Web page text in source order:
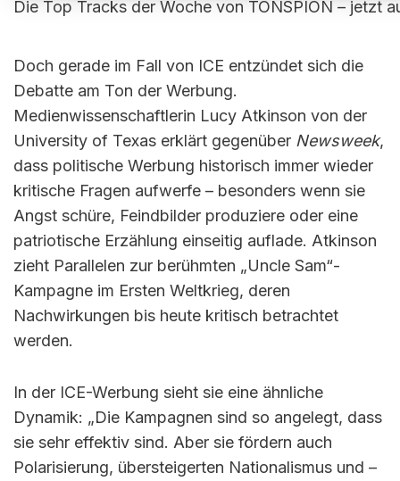
Die Top Tracks der Woche von TONSPION – jetzt
Doch gerade im Fall von ICE entzündet sich die
Debatte am Ton der Werbung.
Medienwissenschaftlerin Lucy Atkinson von der
University of Texas erklärt gegenüber Newsweek,
dass politische Werbung historisch immer wieder
kritische Fragen aufwerfe – besonders wenn sie
Angst schüre, Feindbilder produziere oder eine
patriotische Erzählung einseitig auflade. Atkinson
zieht Parallelen zur berühmten „Uncle Sam“-
Kampagne im Ersten Weltkrieg, deren
Nachwirkungen bis heute kritisch betrachtet
werden.
In der ICE-Werbung sieht sie eine ähnliche
Dynamik: „Die Kampagnen sind so angelegt, dass
sie sehr effektiv sind. Aber sie fördern auch
Polarisierung, übersteigerten Nationalismus und –